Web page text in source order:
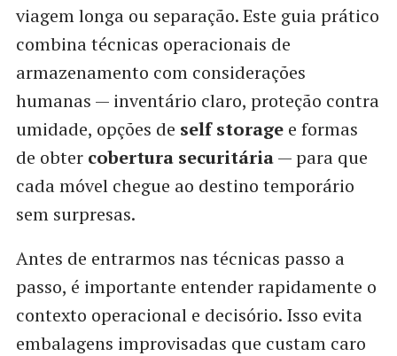
viagem longa ou separação. Este guia prático
combina técnicas operacionais de
armazenamento com considerações
humanas — inventário claro, proteção contra
umidade, opções de self storagee formas
de obter cobertura securitária— para que
cada móvel chegue ao destino temporário
sem surpresas.
Antes de entrarmos nas técnicas passo a
passo, é importante entender rapidamente o
contexto operacional e decisório. Isso evita
embalagens improvisadas que custam caro